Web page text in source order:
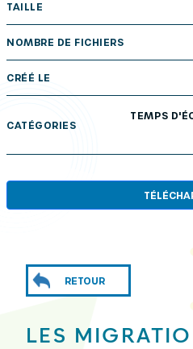
TAILLE
NOMBRE DE FICHIERS
CRÉÉ LE
CATÉGORIES
TEMPS
RETOUR
LES